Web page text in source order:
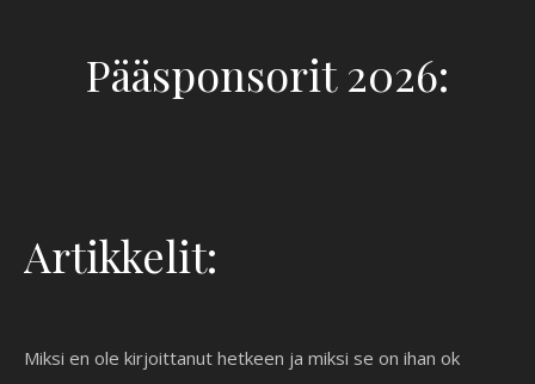
Pääsponsorit 2026:
Artikkelit:
Miksi en ole kirjoittanut hetkeen ja miksi se on ihan ok